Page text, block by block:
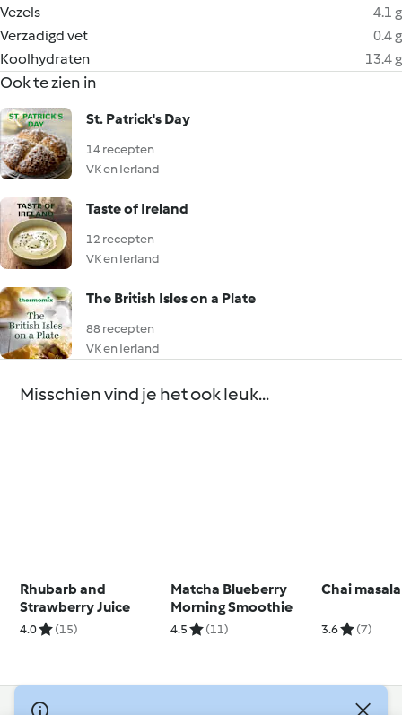
Vezels
4.1 g
Verzadigd vet
0.4 g
Koolhydraten
13.4 g
Ook te zien in
St. Patrick's Day
14 recepten
VK en Ierland
Taste of Ireland
12 recepten
VK en Ierland
The British Isles on a Plate
88 recepten
VK en Ierland
Misschien vind je het ook leuk...
Rhubarb and
Strawberry Juice
4.0 (15)
Matcha Blueberry
Morning Smoothie
4.5 (11)
Chai masala
3.6 (7)